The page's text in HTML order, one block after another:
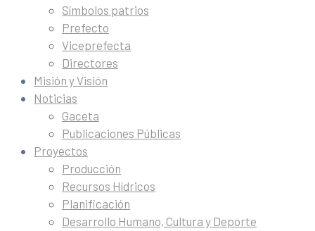
Símbolos patrios
Prefecto
Viceprefecta
Directores
Misión y Visión
Noticias
Gaceta
Publicaciones Públicas
Proyectos
Producción
Recursos Hídricos
Planificación
Desarrollo Humano, Cultura y Deporte